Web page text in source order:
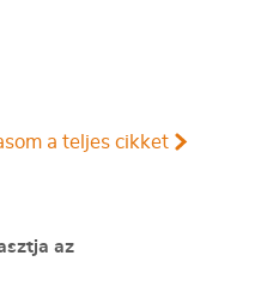
a teljes cikket
az